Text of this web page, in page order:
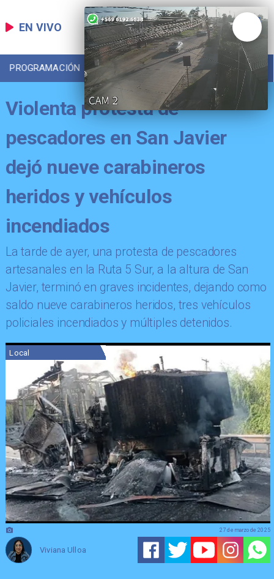
EN VIVO
PROGRAMACIÓN LOCAL DEPORTES
Violenta protesta de
pescadores en San Javier
dejó nueve carabineros
heridos y vehículos
incendiados
​La tarde de ayer, una protesta de pescadores
artesanales en la Ruta 5 Sur, a la altura de San
Javier, terminó en graves incidentes, dejando como
saldo nueve carabineros heridos, tres vehículos
policiales incendiados y múltiples detenidos.
Local
Viviana Ulloa
27 de marzo de 2025